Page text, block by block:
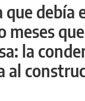
que debía
meses
la
al